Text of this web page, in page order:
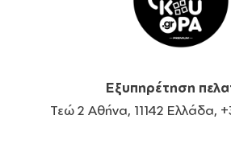
Εξυπηρέτηση
Τεώ 2 Αθήνα, 11142 Ελλάδα,